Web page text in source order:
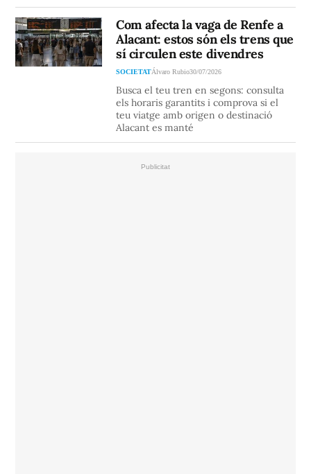
Com afecta la vaga de Renfe a
Alacant: estos són els trens que
sí circulen este divendres
SOCIETATÁlvaro Rubio30/07/2026
Busca el teu tren en segons: consulta
els horaris garantits i comprova si el
teu viatge amb origen o destinació
Alacant es manté